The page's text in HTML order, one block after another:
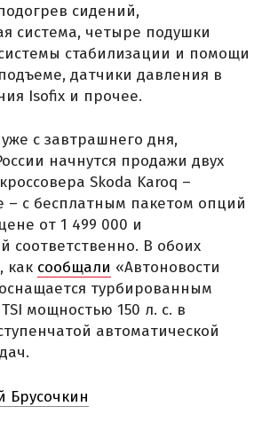
сидений,
система, четыре подушки
стабилизации и помощи
датчики давления в
Isofix и прочее.
с завтрашнего дня,
начнутся продажи двух
Skoda Karoq –
– с бесплатным пакетом опций
от 1 499 000 и
соответственно. В обоих
как сообщали «Автоновости
турбированным
мощностью 150 л. с. в
автоматической
Брусочкин